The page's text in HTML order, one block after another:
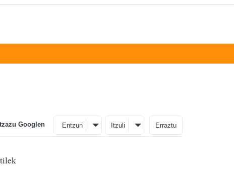
Googlen Entzun Itzuli Erraztu